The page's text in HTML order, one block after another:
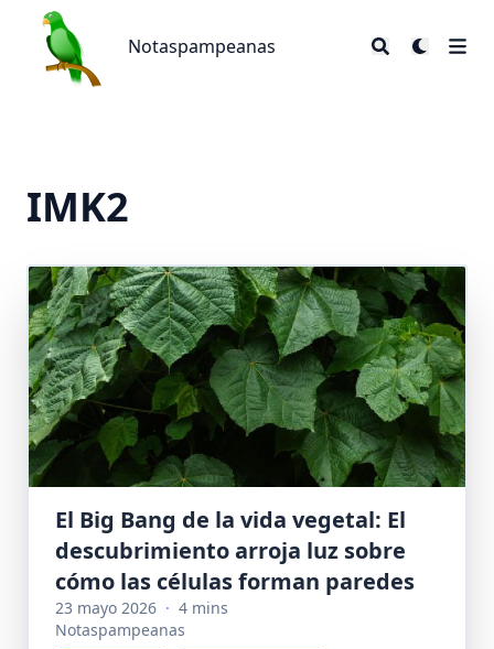
Notaspampeanas
Notaspampeanas
IMK2
El Big Bang de la vida vegetal: El
descubrimiento arroja luz sobre
cómo las células forman paredes
23 mayo 2026 · 4 mins
Notaspampeanas